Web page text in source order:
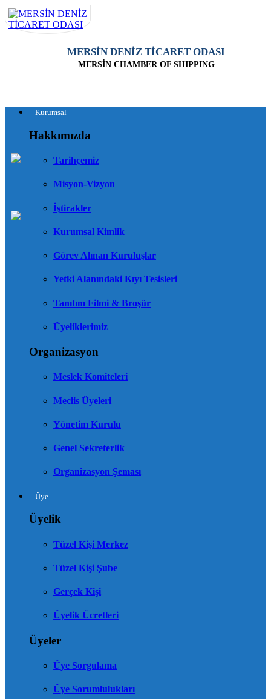
MERSİN DENİZ TİCARET ODASI
MERSİN CHAMBER OF SHIPPING
Kurumsal
Hakkımızda
Tarihçemiz
Misyon-Vizyon
İştirakler
Kurumsal Kimlik
Görev Alınan Kuruluşlar
Yetki Alanındaki Kıyı Tesisleri
Tanıtım Filmi & Broşür
Üyeliklerimiz
Organizasyon
Meslek Komiteleri
Meclis Üyeleri
Yönetim Kurulu
Genel Sekreterlik
Organizasyon Şeması
Üye
Üyelik
Tüzel Kişi Merkez
Tüzel Kişi Şube
Gerçek Kişi
Üyelik Ücretleri
Üyeler
Üye Sorgulama
Üye Sorumlulukları